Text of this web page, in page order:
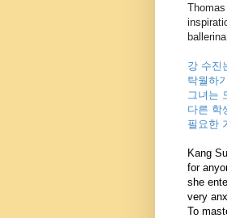
강 수진
탁월하
그녀는
다른 학
필요한
Kang
for
she
very
To